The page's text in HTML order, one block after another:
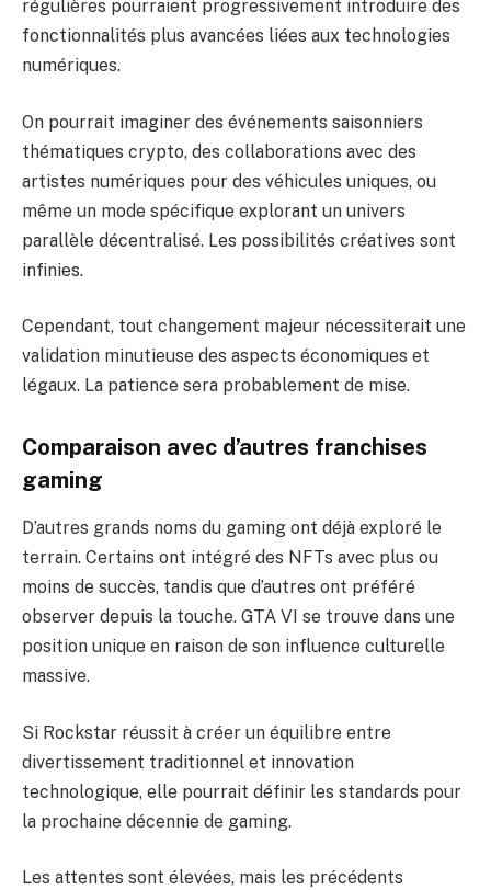
régulières pourraient progressivement introduire des
fonctionnalités plus avancées liées aux technologies
numériques.
On pourrait imaginer des événements saisonniers
thématiques crypto, des collaborations avec des
artistes numériques pour des véhicules uniques, ou
même un mode spécifique explorant un univers
parallèle décentralisé. Les possibilités créatives sont
infinies.
Cependant, tout changement majeur nécessiterait une
validation minutieuse des aspects économiques et
légaux. La patience sera probablement de mise.
Comparaison avec d’autres franchises
gaming
D’autres grands noms du gaming ont déjà exploré le
terrain. Certains ont intégré des NFTs avec plus ou
moins de succès, tandis que d’autres ont préféré
observer depuis la touche. GTA VI se trouve dans une
position unique en raison de son influence culturelle
massive.
Si Rockstar réussit à créer un équilibre entre
divertissement traditionnel et innovation
technologique, elle pourrait définir les standards pour
la prochaine décennie de gaming.
Les attentes sont élevées, mais les précédents